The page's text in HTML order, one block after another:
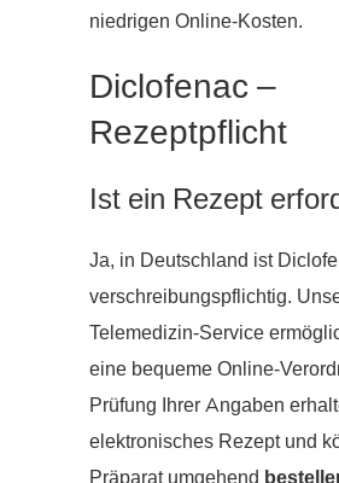
niedrigen Online-Kosten.
Diclofenac –
Rezeptpflicht
Ist ein Rezept
Ja, in Deutschland ist
verschreibungspflichtig.
Telemedizin-Service
eine bequeme Online-
Prüfung Ihrer Angaben
elektronisches Rezept und